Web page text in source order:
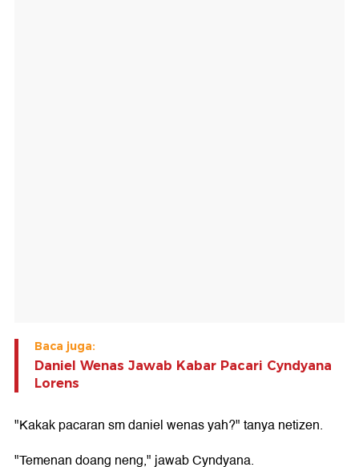
Baca juga:
Daniel Wenas Jawab Kabar Pacari Cyndyana
Lorens
"Kakak pacaran sm daniel wenas yah?" tanya netizen.
"Temenan doang neng," jawab Cyndyana.